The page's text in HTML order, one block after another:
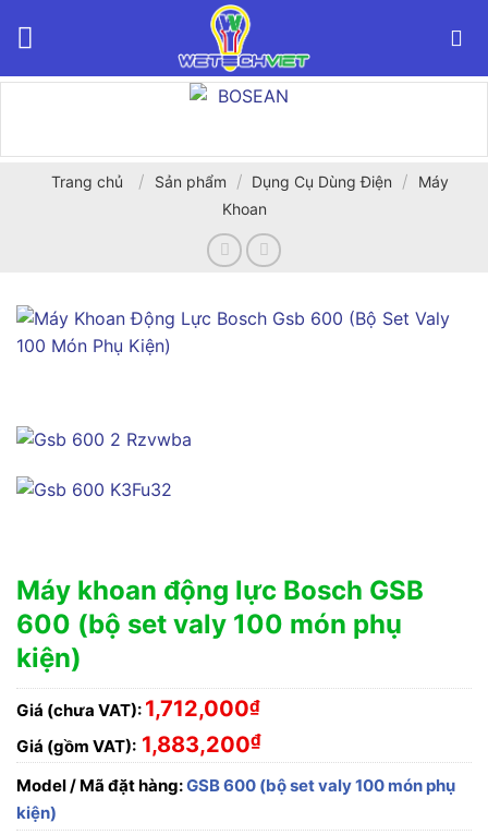
Trang chủ / Sản phẩm / Dụng Cụ Dùng Điện /
Máy
Khoan
Máy khoan động lực Bosch GSB
600 (bộ set valy 100 món phụ
kiện)
Giá (chưa VAT): 1,712,000₫
Giá (gồm VAT): 1,883,200₫
Model / Mã đặt hàng:GSB 600 (bộ set valy 100 món phụ
kiện)